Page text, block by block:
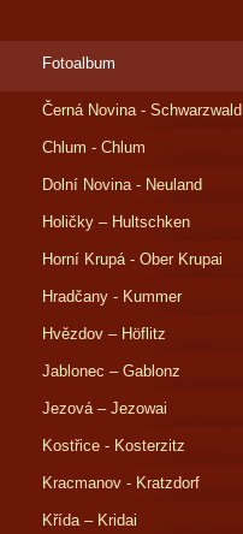
Fotoalbum
Černá Novina - Schwarzwald
Chlum - Chlum
Dolní Novina - Neuland
Holičky – Hultschken
Horní Krupá - Ober Krupai
Hradčany - Kummer
Hvězdov – Höflitz
Jablonec – Gablonz
Jezová – Jezowai
Kostřice - Kosterzitz
Kracmanov - Kratzdorf
Křída – Kridai